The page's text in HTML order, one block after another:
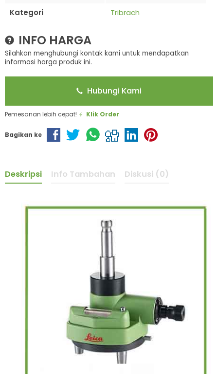
Kategori
Tribrach
INFO HARGA
Silahkan menghubungi kontak kami untuk mendapatkan
informasi harga produk ini.
Hubungi Kami
Pemesanan lebih cepat! Klik Order
Bagikan ke
Deskripsi Info Tambahan Diskusi (0)